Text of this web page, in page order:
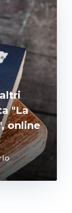
"La
online